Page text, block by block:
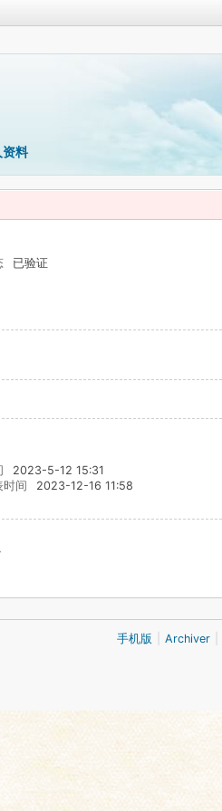
料
已验证
2023-5-12 15:31
时间
2023-12-16 11:58
手机版 Archiver